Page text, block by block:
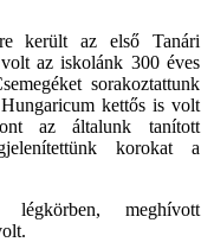
került az első Tanári
az iskolánk 300 éves
sorakoztattunk
kettős is volt
az általunk tanított
korokat a
légkörben, meghívott